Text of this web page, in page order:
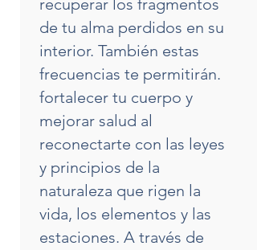
recuperar los fragmentos
de tu alma perdidos en su
interior. También estas
frecuencias te permitirán.
fortalecer tu cuerpo y
mejorar salud al
reconectarte con las leyes
y principios de la
naturaleza que rigen la
vida, los elementos y las
estaciones. A través de